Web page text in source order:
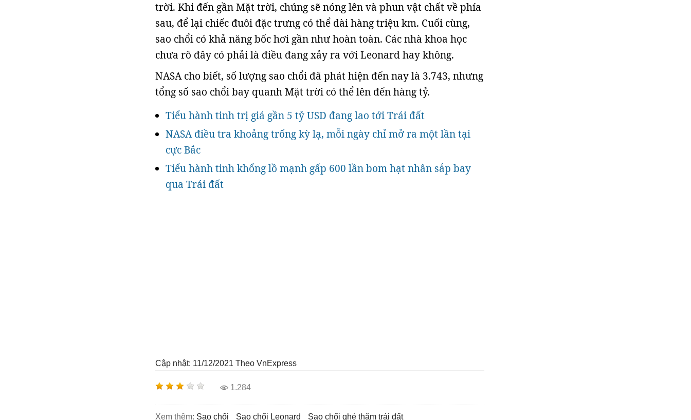
trời. Khi đến gần Mặt trời, chúng sẽ nóng lên và phun vật chất về phía
sau, để lại chiếc đuôi đặc trưng có thể dài hàng triệu km. Cuối cùng,
sao chổi có khả năng bốc hơi gần như hoàn toàn. Các nhà khoa học
chưa rõ đây có phải là điều đang xảy ra với Leonard hay không.
NASA cho biết, số lượng sao chổi đã phát hiện đến nay là 3.743, nhưng
tổng số sao chổi bay quanh Mặt trời có thể lên đến hàng tỷ.
Tiểu hành tinh trị giá gần 5 tỷ USD đang lao tới Trái đất
NASA điều tra khoảng trống kỳ lạ, mỗi ngày chỉ mở ra một lần tại
cực Bắc
Tiểu hành tinh khổng lồ mạnh gấp 600 lần bom hạt nhân sắp bay
qua Trái đất
Cập nhật: 11/12/2021 Theo VnExpress
1.284
Xem thêm: sao chổi Sao chổi Leonard sao chổi ghé thăm trái đất